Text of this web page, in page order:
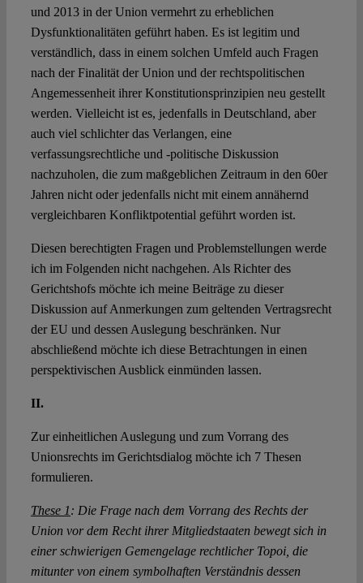
und 2013 in der Union vermehrt zu erheblichen
Dysfunktionalitäten geführt haben. Es ist legitim und
verständlich, dass in einem solchen Umfeld auch Fragen
nach der Finalität der Union und der rechtspolitischen
Angemessenheit ihrer Konstitutionsprinzipien neu gestellt
werden. Vielleicht ist es, jedenfalls in Deutschland, aber
auch viel schlichter das Verlangen, eine
verfassungsrechtliche und -politische Diskussion
nachzuholen, die zum maßgeblichen Zeitraum in den 60er
Jahren nicht oder jedenfalls nicht mit einem annähernd
vergleichbaren Konfliktpotential geführt worden ist.
Diesen berechtigten Fragen und Problemstellungen werde
ich im Folgenden nicht nachgehen. Als Richter des
Gerichtshofs möchte ich meine Beiträge zu dieser
Diskussion auf Anmerkungen zum geltenden Vertragsrecht
der EU und dessen Auslegung beschränken. Nur
abschließend möchte ich diese Betrachtungen in einen
perspektivischen Ausblick einmünden lassen.
II.
Zur einheitlichen Auslegung und zum Vorrang des
Unionsrechts im Gerichtsdialog möchte ich 7 Thesen
formulieren.
These 1: Die Frage nach dem Vorrang des Rechts der
Union vor dem Recht ihrer Mitgliedstaaten bewegt sich in
einer schwierigen Gemengelage rechtlicher Topoi, die
mitunter von einem symbolhaften Verständnis dessen